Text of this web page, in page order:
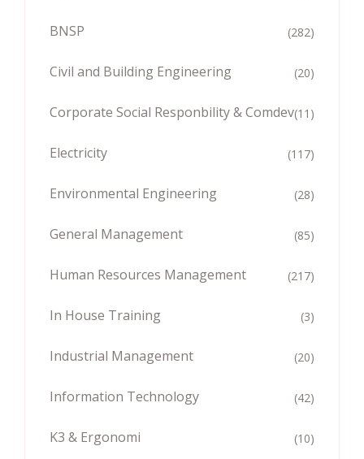
BNSP (282)
Civil and Building Engineering (20)
Corporate Social Responbility & Comdev(11)
Electricity (117)
Environmental Engineering (28)
General Management (85)
Human Resources Management (217)
In House Training (3)
Industrial Management (20)
Information Technology (42)
K3 & Ergonomi (10)